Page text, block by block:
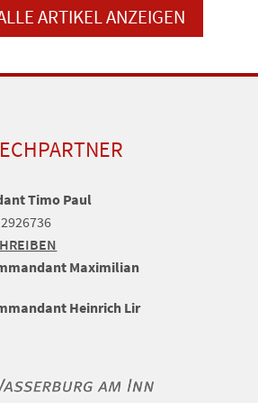
ARTIKEL ANZEIGEN
Timo Paul
Maximilian
Heinrich Lir